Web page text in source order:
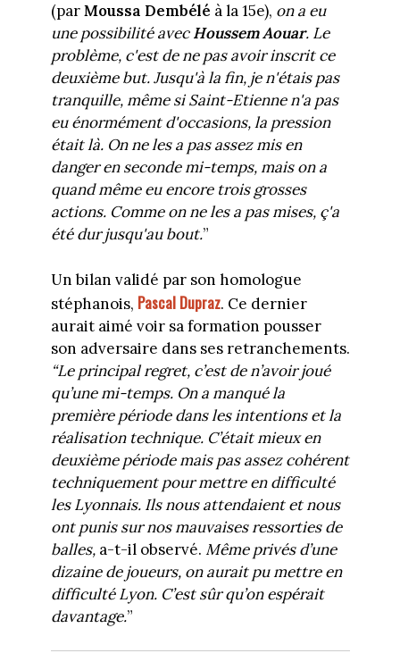
(parMoussa Dembélé à la 15e), on a eu
une possibilité avecHoussem Aouar. Le
problème, c'est de ne pas avoir inscrit ce
deuxième but. Jusqu'à la fin, je n'étais pas
tranquille, même si Saint-Etienne n'a pas
eu énormément d'occasions, la pression
était là. On ne les a pas assez mis en
danger en seconde mi-temps, mais on a
quand même eu encore trois grosses
actions. Comme on ne les a pas mises, ç'a
été dur jusqu'au bout.”
Un bilan validé par son homologue
stéphanois, Pascal Dupraz. Ce dernier
aurait aimé voir sa formation pousser
son adversaire dans ses retranchements.
“Le principal regret, c’est de n’avoir joué
qu’une mi-temps. On a manqué la
première période dans les intentions et la
réalisation technique. C’était mieux en
deuxième période mais pas assez cohérent
techniquement pour mettre en difficulté
les Lyonnais. Ils nous attendaient et nous
ont punis sur nos mauvaises ressorties de
balles, a-t-il observé. Même privés d’une
dizaine de joueurs, on aurait pu mettre en
difficulté Lyon. C’est sûr qu’on espérait
davantage.”